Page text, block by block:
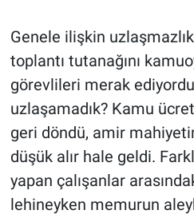
Genele ilişkin
toplantı tutanağını
görevlileri merak
uzlaşamadık? Kamu
geri döndü, amir
düşük alır hale geldi.
yapan çalışanlar
lehineyken memurun